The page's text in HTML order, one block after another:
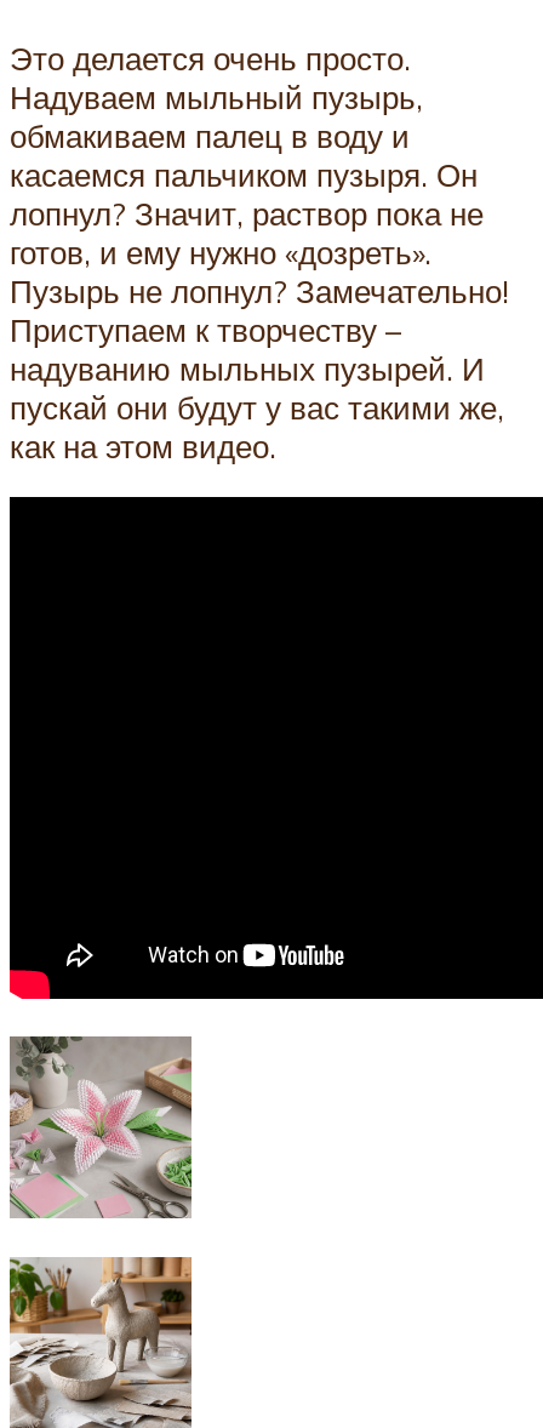
Это делается очень просто.
Надуваем мыльный пузырь,
обмакиваем палец в воду и
касаемся пальчиком пузыря. Он
лопнул? Значит, раствор пока не
готов, и ему нужно «дозреть».
Пузырь не лопнул? Замечательно!
Приступаем к творчеству –
надуванию мыльных пузырей. И
пускай они будут у вас такими же,
как на этом видео.